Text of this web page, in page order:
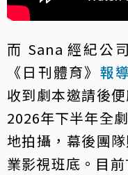
而 Sana 經紀公
《日刊體育》 報
收到劇本邀請後
2026年下半年全
地拍攝，幕後團
業影視班底。目